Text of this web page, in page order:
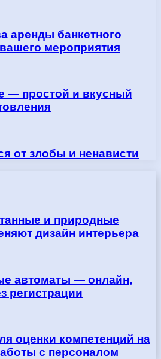
аренды банкетного
мероприятия
— простой и вкусный
от злобы и ненависти
и природные
дизайн интерьера
автоматы — онлайн,
регистрации
оценки компетенций на
с персоналом